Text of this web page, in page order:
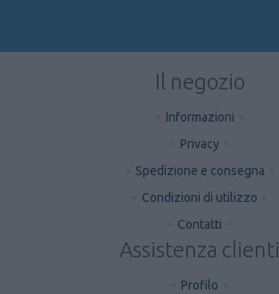
Il negozio
Informazioni
Privacy
Spedizione e consegna
Condizioni di utilizzo
Contatti
Assistenza clienti
Profilo